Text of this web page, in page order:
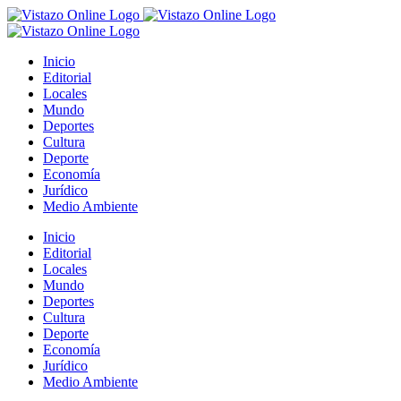
Saltar
al
Inicio
Editorial
Locales
Mundo
Deportes
Cultura
Deporte
Economía
Jurídico
Medio Ambiente
Inicio
Editorial
Locales
Mundo
Deportes
Cultura
Deporte
Economía
Jurídico
Medio Ambiente